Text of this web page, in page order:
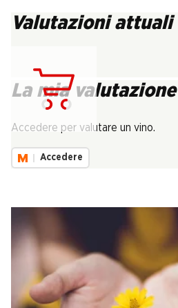
Valutazioni attuali
La mia valutazione
Accedere per valutare un vino.
Accedere